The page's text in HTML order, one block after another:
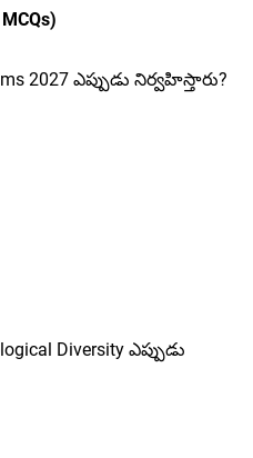
2027 ఎప్పుడు నిర్వహిస్తారు?
Diversity ఎప్పుడు